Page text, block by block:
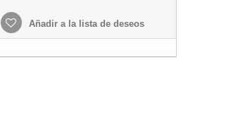
Añadir a la lista de deseos